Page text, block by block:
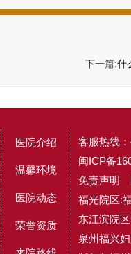
下一篇:什
医院介绍
温馨环境
医院动态
荣誉资质
客服热线
闽ICP备
免责声明
福光院区:
东江滨院
泉州福兴